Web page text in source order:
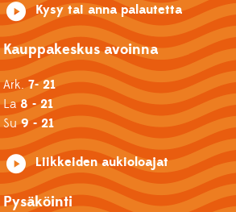
Kysy tai anna palautetta
Kauppakeskus avoinna
Ark.7- 21
La8 - 21
Su9 - 21
Liikkeiden aukioloajat
Pysäköinti